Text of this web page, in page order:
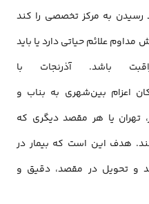
رسیدن به مرکز تخصصی را کند
مداوم علائم حیاتی دارد یا باید
باشد. آذرنجات با
اعزام بین‌شهری به بناب و
تهران یا هر مقصد دیگری که
هدف این است که بیمار در
و تحویل در مقصد، دقیق و